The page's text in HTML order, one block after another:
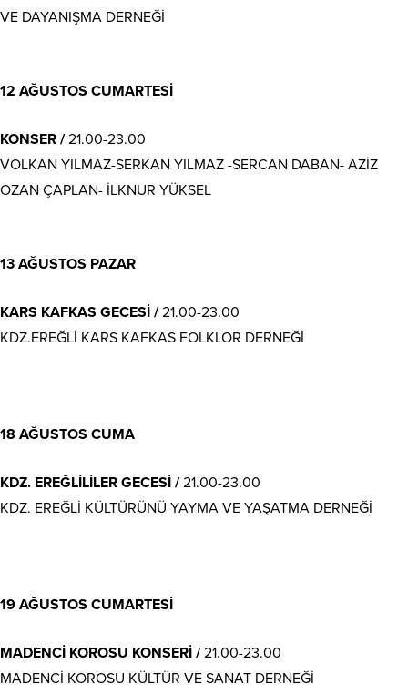
VE DAYANIŞMA DERNEĞİ
12 AĞUSTOS CUMARTESİ
KONSER /21.00-23.00
VOLKAN YILMAZ-SERKAN YILMAZ -SERCAN DABAN- AZİZ
OZAN ÇAPLAN- İLKNUR YÜKSEL
13 AĞUSTOS PAZAR
KARS KAFKAS GECESİ /21.00-23.00
KDZ.EREĞLİ KARS KAFKAS FOLKLOR DERNEĞİ
18 AĞUSTOS CUMA
KDZ. EREĞLİLİLER GECESİ /21.00-23.00
KDZ. EREĞLİ KÜLTÜRÜNÜ YAYMA VE YAŞATMA DERNEĞİ
19 AĞUSTOS CUMARTESİ
MADENCİ KOROSU KONSERİ /21.00-23.00
MADENCİ KOROSU KÜLTÜR VE SANAT DERNEĞİ